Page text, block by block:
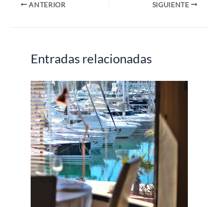
ANTERIOR SIGUIENTE
Entradas relacionadas